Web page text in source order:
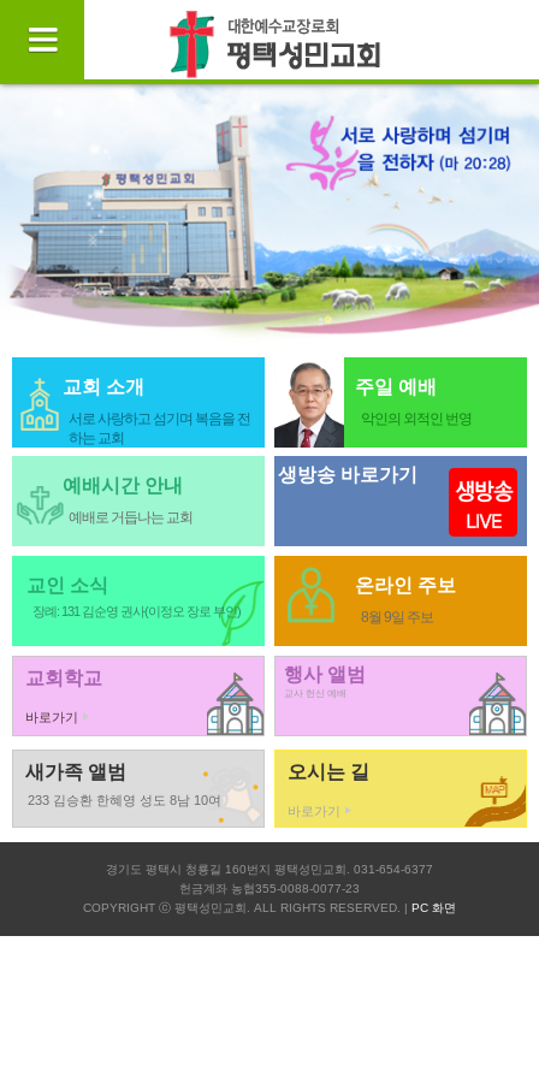
교회 소개
서로 사랑하고 섬기며 복음을 전
하는 교회
주일 예배
악인의 외적인 번영
예배시간 안내
예배로 거듭나는 교회
생방송 바로가기
교인 소식
장례: 131 김순영 권사(이정오 장로 부인)
온라인 주보
8월 9일 주보
교회학교
바로가기
행사 앨범
교사 헌신 예배
새가족 앨범
233 김승환 한혜영 성도 8남 10여
오시는 길
바로가기
경기도 평택시 청룡길 160번지 평택성민교회. 031-654-6377
헌금계좌 농협355-0088-0077-23
COPYRIGHT ⓒ 평택성민교회. ALL RIGHTS RESERVED. | PC 화면